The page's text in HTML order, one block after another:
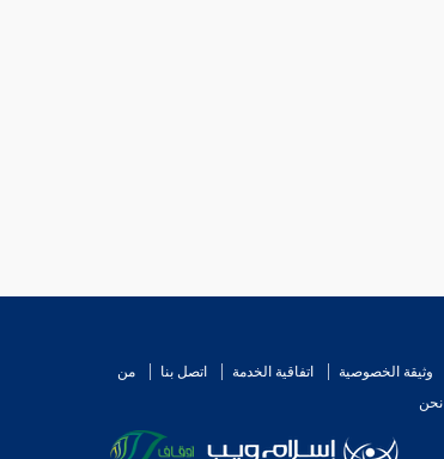
وثيقة الخصوصية اتفاقية الخدمة اتصل بنا
من
نحن